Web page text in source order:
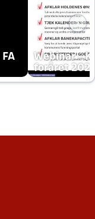
Webinar -
foråret